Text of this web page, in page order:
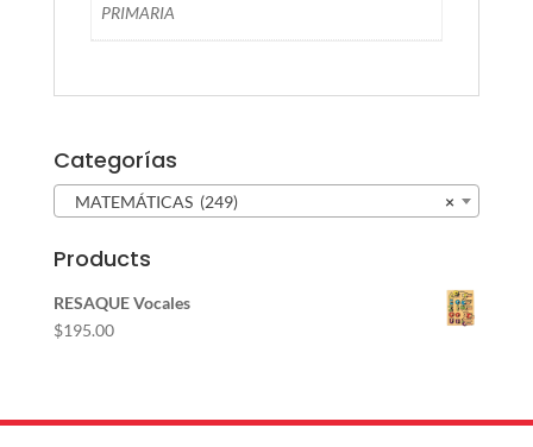
PRIMARIA
Categorías
×
MATEMÁTICAS (249)
Products
RESAQUE Vocales
$195.00